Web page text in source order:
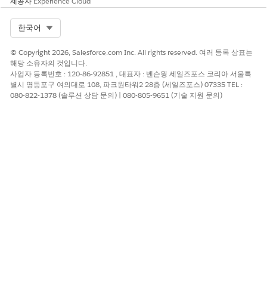
한국어
© Copyright 2026, Salesforce.com Inc. All rights reserved. 여러 등록 상표는
해당 소유자의 것입니다.
사업자 등록번호 : 120-86-92851 , 대표자 : 벤슨웡 세일즈포스 코리아 서울특
별시 영등포구 여의대로 108, 파크원타워2 28층 (세일즈포스) 07335 TEL :
080-822-1378 (솔루션 상담 문의) | 080-805-9651 (기술 지원 문의)